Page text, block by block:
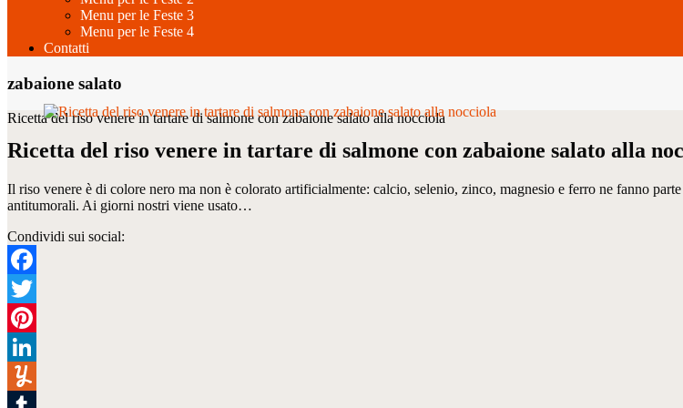
Menu per le Feste 3
Menu per le Feste 4
Contatti
zabaione salato
Ricetta del riso venere in tartare di salmone con zabaione salato alla nocciola
Ricetta del riso venere in tartare di salmone con zabaione salato alla
Il riso venere è di colore nero ma non è colorato artificialmente: calcio, selenio, zinco, magnesio e ferro ne fanno
antitumorali. Ai giorni nostri viene usato…
Condividi sui social:
Facebook
Twitter
Pinterest
LinkedIn